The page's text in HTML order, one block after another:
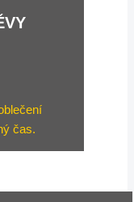
čas.